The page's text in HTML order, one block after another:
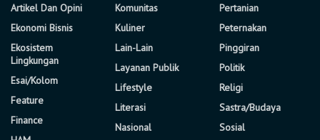
Artikel Dan Opini
Ekonomi Bisnis
Ekosistem
Lingkungan
Esai/Kolom
Feature
Finance
Komunitas
Kuliner
Lain-Lain
Layanan Publik
Lifestyle
Literasi
Nasional
Pertanian
Peternakan
Pinggiran
Politik
Religi
Sastra/Budaya
Sosial